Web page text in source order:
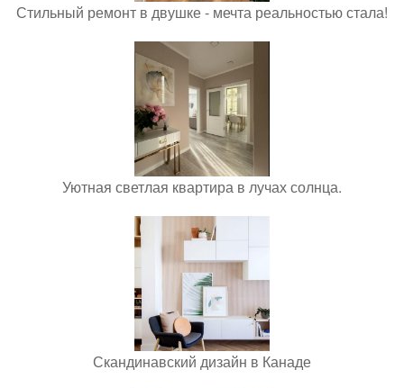
Стильный ремонт в двушке - мечта реальностью стала!
Уютная светлая квартира в лучах солнца.
Скандинавский дизайн в Канаде